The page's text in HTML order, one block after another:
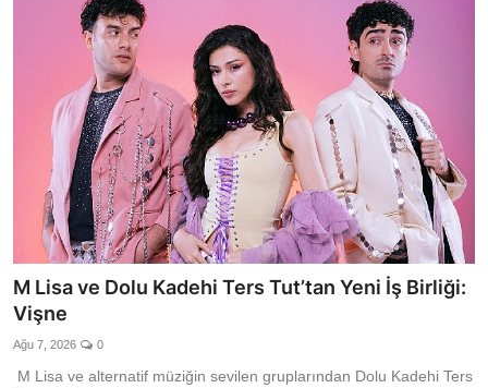
M Lisa ve Dolu Kadehi Ters Tut’tan Yeni İş Birliği:
Vişne
Ağu 7, 2026 0
M Lisa ve alternatif müziğin sevilen gruplarından Dolu Kadehi Ters